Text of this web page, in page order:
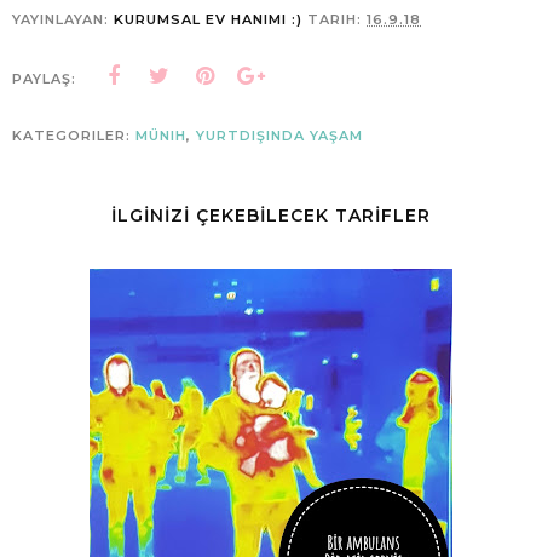
YAYINLAYAN: KURUMSAL EV HANIMI :) TARIH: 16.9.18
PAYLAŞ:
KATEGORILER: MÜNIH, YURTDIŞINDA YAŞAM
İLGİNİZİ ÇEKEBİLECEK TARİFLER